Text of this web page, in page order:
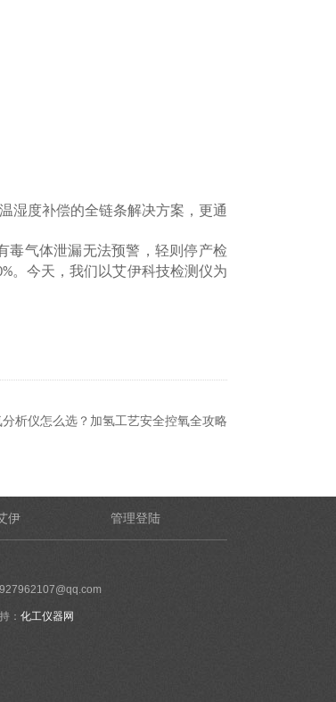
湿度补偿的全链条解决方案，更通
毒气体泄漏无法预警，轻则停产检
。今天，我们以艾伊科技检测仪为
分析仪怎么选？加氢工艺安全控氧全攻略
伊 管理登陆
： 化工仪器网